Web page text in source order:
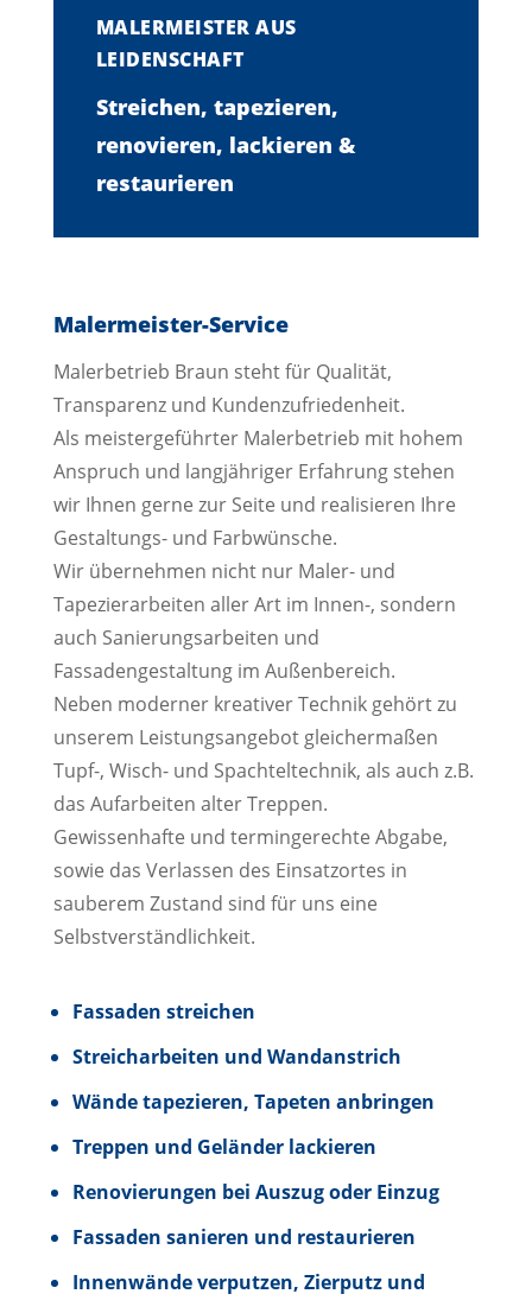
MALERMEISTER AUS
LEIDENSCHAFT
Streichen, tapezieren,
renovieren, lackieren &
restaurieren
Malermeister-Service
Malerbetrieb Braun steht für Qualität,
Transparenz und Kundenzufriedenheit.
Als meistergeführter Malerbetrieb mit hohem
Anspruch und langjähriger Erfahrung stehen
wir Ihnen gerne zur Seite und realisieren Ihre
Gestaltungs- und Farbwünsche.
Wir übernehmen nicht nur Maler- und
Tapezierarbeiten aller Art im Innen-, sondern
auch Sanierungsarbeiten und
Fassadengestaltung im Außenbereich.
Neben moderner kreativer Technik gehört zu
unserem Leistungsangebot gleichermaßen
Tupf-, Wisch- und Spachteltechnik, als auch z.B.
das Aufarbeiten alter Treppen.
Gewissenhafte und termingerechte Abgabe,
sowie das Verlassen des Einsatzortes in
sauberem Zustand sind für uns eine
Selbstverständlichkeit.
Fassaden streichen
Streicharbeiten und Wandanstrich
Wände tapezieren, Tapeten anbringen
Treppen und Geländer lackieren
Renovierungen bei Auszug oder Einzug
Fassaden sanieren und restaurieren
Innenwände verputzen, Zierputz und